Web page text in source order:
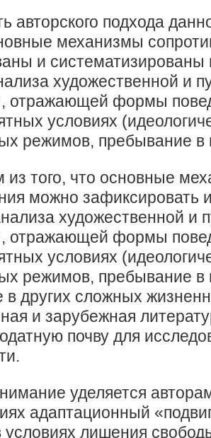
авторского подхода
механизмы
и систематизированы
художественной и
отражающей формы
условиях
режимов, пребывание в
того, что основные
можно зафиксировать
художественной и
отражающей формы
условиях
режимов, пребывание в
в других сложных
и зарубежная
почву для
уделяется
адаптационный
условиях лишения